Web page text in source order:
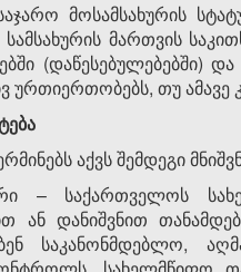
საჯარო მოსამსახურის
მართვის
ურთიერთობებს, თუ
აქვს შემდეგი
– საქართველოს
ან დანიშვნით
საკანონმდებლო,